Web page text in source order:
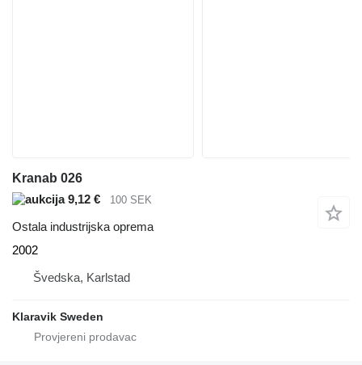
Kranab 026
9,12 €
100 SEK
Ostala industrijska oprema
2002
Švedska, Karlstad
Klaravik Sweden